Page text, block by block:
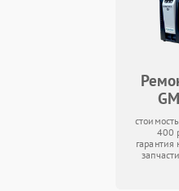
400
гарантия